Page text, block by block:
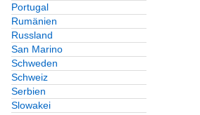
Portugal
Rumänien
Russland
San Marino
Schweden
Schweiz
Serbien
Slowakei